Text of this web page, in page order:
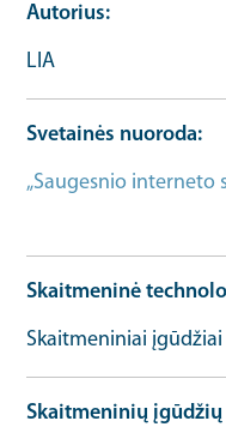
Autorius
LIA
Svetainės nuoroda
„Saugesnio interneto
Skaitmeninė
Skaitmeniniai įgūdžiai
Skaitmeninių